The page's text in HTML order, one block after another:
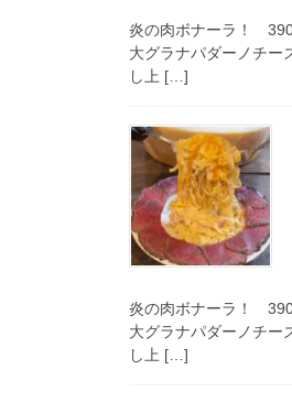
炎の肉ボナーラ！
大グラナパダーノチー
し上 […]
炎の肉ボナーラ！
大グラナパダーノチー
し上 […]